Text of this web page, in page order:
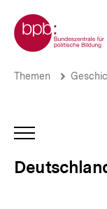
zum
Seiteninhalt
springen
Zur Startseite der bpb
Deutschland-
Chronik
2000
Themen